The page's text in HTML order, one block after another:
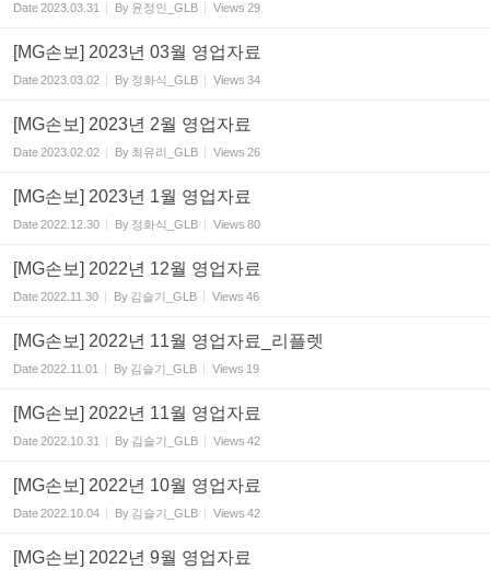
Date2023.03.31 By 윤정인_GLB Views 29
[MG손보] 2023년 03월 영업자료
Date2023.03.02 By 정화식_GLB Views 34
[MG손보] 2023년 2월 영업자료
Date2023.02.02 By 최유리_GLB Views 26
[MG손보] 2023년 1월 영업자료
Date2022.12.30 By 정화식_GLB Views 80
[MG손보] 2022년 12월 영업자료
Date2022.11.30 By 김슬기_GLB Views 46
[MG손보] 2022년 11월 영업자료_리플렛
Date2022.11.01 By 김슬기_GLB Views 19
[MG손보] 2022년 11월 영업자료
Date2022.10.31 By 김슬기_GLB Views 42
[MG손보] 2022년 10월 영업자료
Date2022.10.04 By 김슬기_GLB Views 42
[MG손보] 2022년 9월 영업자료